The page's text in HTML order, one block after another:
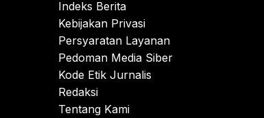
Indeks Berita
Kebijakan Privasi
Persyaratan Layanan
Pedoman Media Siber
Kode Etik Jurnalis
Redaksi
Tentang Kami